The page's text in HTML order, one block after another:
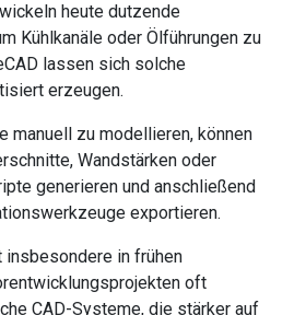
heute dutzende
Kühlkanäle oder Ölführungen zu
lassen sich solche
erzeugen.
manuell zu modellieren, können
Wandstärken oder
generieren und anschließend
exportieren.
in frühen
oft
CAD-Systeme, die stärker auf